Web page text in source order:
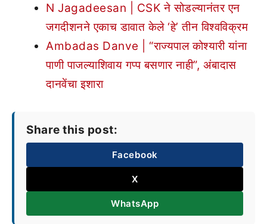
N Jagadeesan | CSK ने सोडल्यानंतर एन
जगदीशनने एकाच डावात केले ‘हे’ तीन विश्वविक्रम
Ambadas Danve | “राज्यपाल कोश्यारी यांना
पाणी पाजल्याशिवाय गप्प बसणार नाही”, अंबादास
दानवेंचा इशारा
Share this post:
Facebook
X
WhatsApp